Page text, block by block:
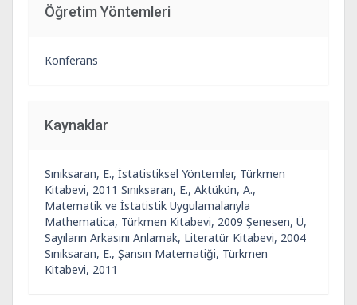
Öğretim Yöntemleri
Konferans
Kaynaklar
Sınıksaran, E., İstatistiksel Yöntemler, Türkmen
Kitabevi, 2011 Sınıksaran, E., Aktükün, A.,
Matematik ve İstatistik Uygulamalarıyla
Mathematica, Türkmen Kitabevi, 2009 Şenesen, Ü,
Sayıların Arkasını Anlamak, Literatür Kitabevi, 2004
Sınıksaran, E., Şansın Matematiği, Türkmen
Kitabevi, 2011